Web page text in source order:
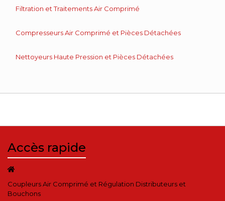
Filtration et Traitements Air Comprimé
Compresseurs Air Comprimé et Pièces Détachées
Nettoyeurs Haute Pression et Pièces Détachées
Accès rapide
Coupleurs Air Comprimé et Régulation Distributeurs et
Bouchons